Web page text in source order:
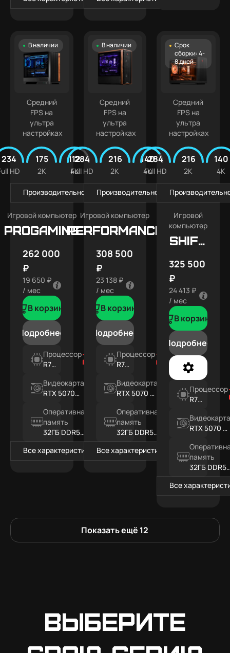
Показать ещё 12
В наличии
Средний
FPS на
ультра
настройках
234
HD
175
2K
112
4K
Производительность в играх
Игровой компьютер
PROGAMING
262 000
₽
19 650 ₽
/ мес
В корзину
Подробнее
Процессор
R7
Видеокарта
RTX 5070
Оперативная
память
32ГБ DDR5
RGB
Все характеристики
В наличии
Средний
FPS на
ультра
настройках
284
Full HD
216
2K
140
4K
Производительность в играх
Игровой компьютер
Performance
308 500
₽
23 138 ₽
/ мес
В корзину
Подробнее
Процессор
R7
Видеокарта
RTX 5070 Ti
Оперативная
память
32ГБ DDR5
RGB
Все характеристики
Срок
сборки: 4-
8 дней
Средний
FPS на
ультра
настройках
284
Full HD
216
2K
140
4K
Игровой
компьютер
SHIFT
325 500
₽
24 413 ₽
/ мес
В корзину
Подробнее
Процессор
R7
RTX 5070 Ti
память
32ГБ DDR5
RGB
Все
Выберите